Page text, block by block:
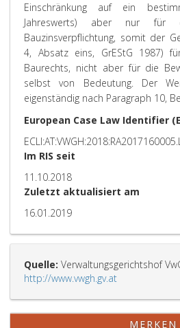
Einschränkung auf ein
Jahreswerts) aber nur für
Bauzinsverpflichtung, somit der
4, Absatz eins, GrEStG 1987)
Baurechts, nicht aber für die
selbst von Bedeutung. Der
eigenständig nach Paragraph 10,
European Case Law Identifier
Im RIS seit
11.10.2018
Zuletzt aktualisiert am
16.01.2019
Quelle: Verwaltungsgerichtshof
http://www.vwgh.gv.at
MERKEN